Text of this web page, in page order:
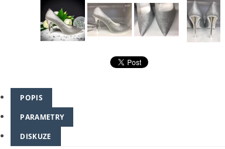
POPIS
PARAMETRY
DISKUZE